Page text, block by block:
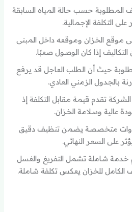
المطلوبة حسب حالة المياه السابقة
التكلفة الإجمالية.
موقع الخزان وموقعه داخل المبنى
إذا كان الوصول صعبًا.
حيث أن الطلب العاجل قد يرفع
بالجدول الزمني العادي.
تقدم قيمة مقابل التكلفة إذ
عالية وسلامة الخزان.
متخصصة يضمن تنظيف دقيق
على السعر النهائي.
خدمة شاملة تشمل التفريغ والغسل
الكامل للخزان يعكس تكلفة شاملة.